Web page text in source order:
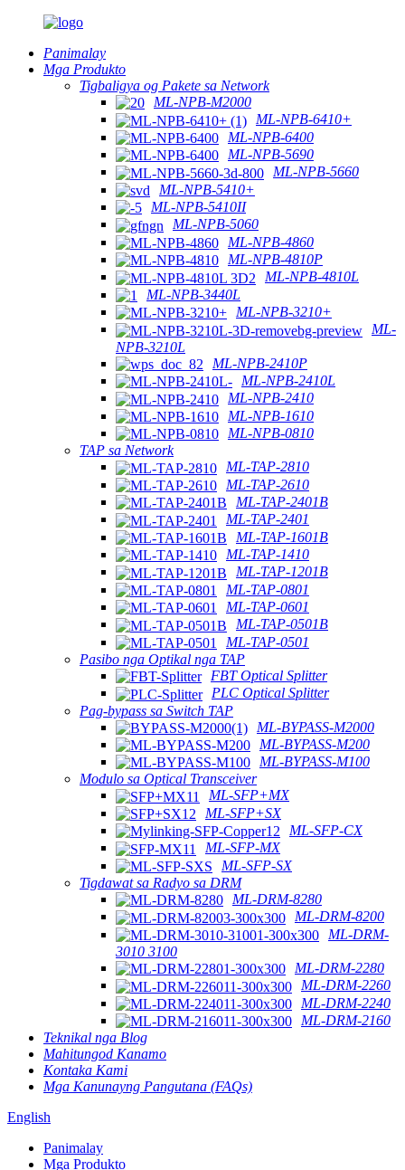
Panimalay
Mga Produkto
Tigbaligya og Pakete sa Network
ML-NPB-M2000
ML-NPB-6410+
ML-NPB-6400
ML-NPB-5690
ML-NPB-5660
ML-NPB-5410+
ML-NPB-5410II
ML-NPB-5060
ML-NPB-4860
ML-NPB-4810P
ML-NPB-4810L
ML-NPB-3440L
ML-NPB-3210+
ML-
NPB-3210L
ML-NPB-2410P
ML-NPB-2410L
ML-NPB-2410
ML-NPB-1610
ML-NPB-0810
TAP sa Network
ML-TAP-2810
ML-TAP-2610
ML-TAP-2401B
ML-TAP-2401
ML-TAP-1601B
ML-TAP-1410
ML-TAP-1201B
ML-TAP-0801
ML-TAP-0601
ML-TAP-0501B
ML-TAP-0501
Pasibo nga Optikal nga TAP
FBT Optical Splitter
PLC Optical Splitter
Pag-bypass sa Switch TAP
ML-BYPASS-M2000
ML-BYPASS-M200
ML-BYPASS-M100
Modulo sa Optical Transceiver
ML-SFP+MX
ML-SFP+SX
ML-SFP-CX
ML-SFP-MX
ML-SFP-SX
Tigdawat sa Radyo sa DRM
ML-DRM-8280
ML-DRM-8200
ML-DRM-
3010 3100
ML-DRM-2280
ML-DRM-2260
ML-DRM-2240
ML-DRM-2160
Teknikal nga Blog
Mahitungod Kanamo
Kontaka Kami
Mga Kanunayng Pangutana (FAQs)
English
Panimalay
Mga Produkto